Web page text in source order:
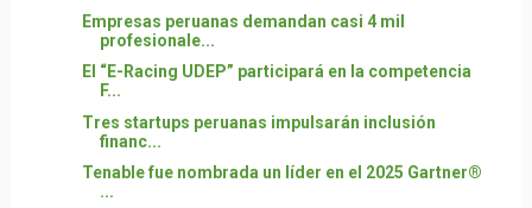
Empresas peruanas demandan casi 4 mil
profesionale...
El “E-Racing UDEP” participará en la competencia
F...
Tres startups peruanas impulsarán inclusión
financ...
Tenable fue nombrada un líder en el 2025 Gartner®
...